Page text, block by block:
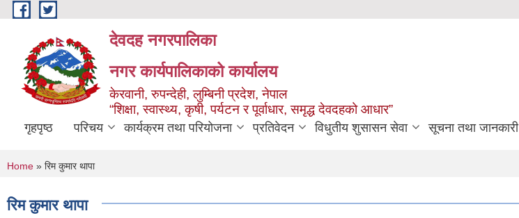
Skip to main content
देवदह नगरपालिका
नगर कार्यपालिकाको कार्यालय
केरवानी, रुपन्देही, लुम्बिनी प्रदेश, नेपाल
“शिक्षा, स्वास्थ्य, कृषी, पर्यटन र पूर्वाधार, समृद्ध देवदहको आधार”
गृहपृष्ठ परिचय कार्यक्रम तथा परियोजना प्रतिवेदन विधुतीय शुसासन सेवा सूचना तथा जानकारी
You are here
Home » रिम कुमार थापा
रिम कुमार थापा